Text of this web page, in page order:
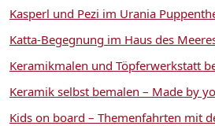
Kasperl und Pezi im Urania
Katta-Begegnung im Haus des
Keramikmalen und Töpferwerkstatt
Keramik selbst bemalen – Made by
Kids on board – Themenfahrten mit